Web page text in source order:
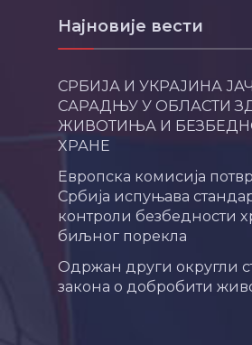
Најновије вести
СРБИЈА И УКРАЈИНА
САРАДЊУ У ОБЛАСТИ
ЖИВОТИЊА И
ХРАНЕ
Европска комисија
Србија испуњава
контроли безбедности
биљног порекла
Одржан други округли
закона о добробити